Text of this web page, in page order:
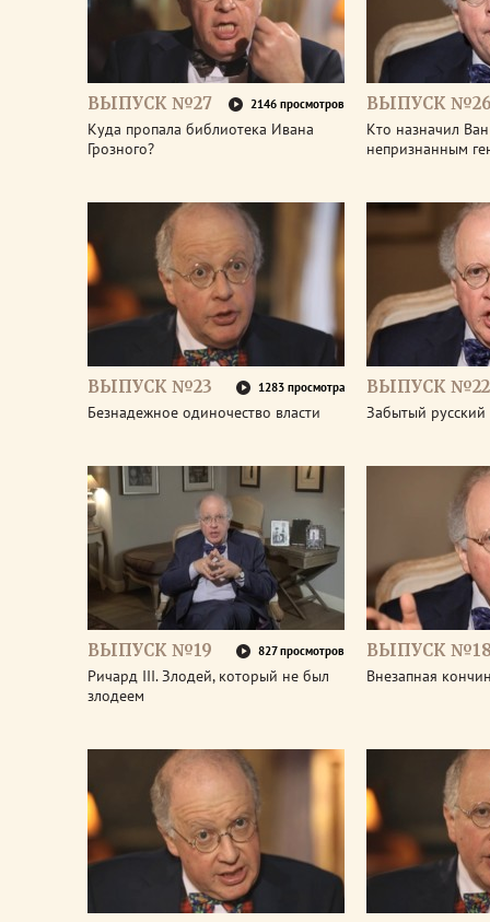
ВЫПУСК №27 2146 просмотров
Куда пропала библиотека Ивана
Грозного?
ВЫПУСК
Кто назначил Ван
непризнанным
ВЫПУСК №23 1283 просмотра
Безнадежное одиночество власти
ВЫПУСК №22
Забытый русский
ВЫПУСК №19 827 просмотров
Ричард III. Злодей, который не был
злодеем
ВЫПУСК
Внезапная